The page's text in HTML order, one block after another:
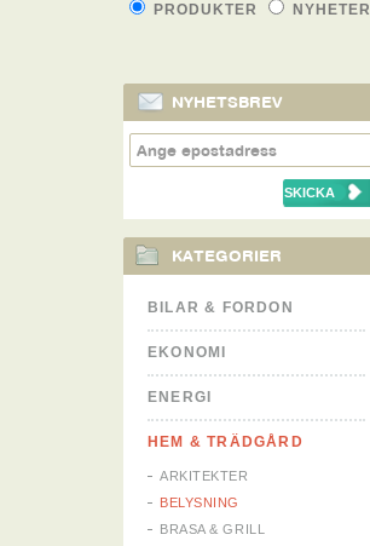
PRODUKTER NYHETER
NYHETSBREV
KATEGORIER
BILAR & FORDON
EKONOMI
ENERGI
HEM & TRÄDGÅRD
ARKITEKTER
BELYSNING
BRASA & GRILL